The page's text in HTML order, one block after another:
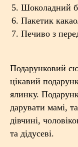
Шоколадний
Пакетик
Печиво з
Подарунковий
цікавий
ялинку.
дарувати мамі,
дівчині,
та дідусеві.